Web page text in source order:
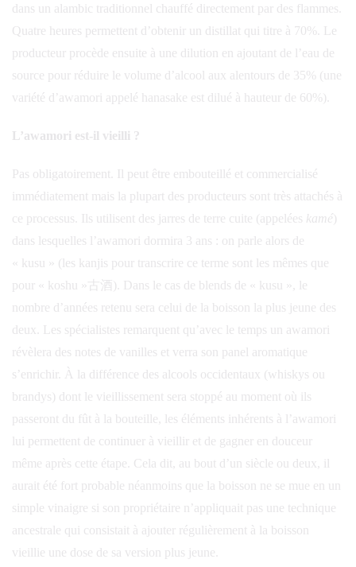
dans un alambic traditionnel chauffé directement par des flammes.
Quatre heures permettent d’obtenir un distillat qui titre à 70%. Le
producteur procède ensuite à une dilution en ajoutant de l’eau de
source pour réduire le volume d’alcool aux alentours de 35% (une
variété d’awamori appelé hanasake est dilué à hauteur de 60%).
L’awamori est-il vieilli ?
Pas obligatoirement. Il peut être embouteillé et commercialisé
immédiatement mais la plupart des producteurs sont très attachés à
ce processus. Ils utilisent des jarres de terre cuite (appelées kamé)
dans lesquelles l’awamori dormira 3 ans : on parle alors de
« kusu » (les kanjis pour transcrire ce terme sont les mêmes que
pour « koshu »古酒). Dans le cas de blends de « kusu », le
nombre d’années retenu sera celui de la boisson la plus jeune des
deux. Les spécialistes remarquent qu’avec le temps un awamori
révèlera des notes de vanilles et verra son panel aromatique
s’enrichir. À la différence des alcools occidentaux (whiskys ou
brandys) dont le vieillissement sera stoppé au moment où ils
passeront du fût à la bouteille, les éléments inhérents à l’awamori
lui permettent de continuer à vieillir et de gagner en douceur
même après cette étape. Cela dit, au bout d’un siècle ou deux, il
aurait été fort probable néanmoins que la boisson ne se mue en un
simple vinaigre si son propriétaire n’appliquait pas une technique
ancestrale qui consistait à ajouter régulièrement à la boisson
vieillie une dose de sa version plus jeune.